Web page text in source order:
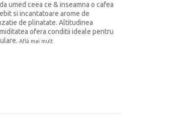
umed ceea ce & inseamna o cafea
si incantatoare arome de
de plinatate. Altitudinea
ofera conditii ideale pentru
Află mai mult